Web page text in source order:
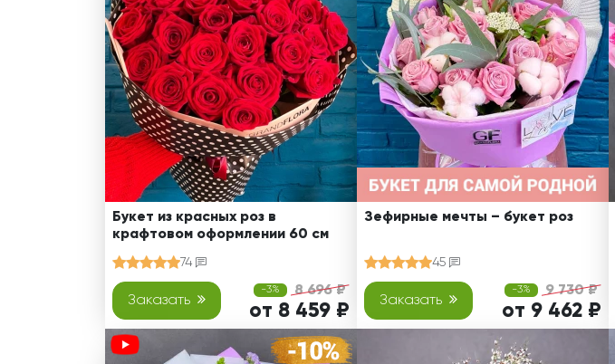
Розы поштучно
5 роз
7 роз
11 роз
15 роз
25 роз
51 роза
101 роза
Розы Гран-При
Корзины с розами
Кустовые розы
Миксы из роз
Монобукеты
Разноцветные
Эксклюзивные букеты
Смешанные
Хризантемы
Эустома
Свадьба
Свидание
Спасибо!
Юбилей
Подруге
Сестре
Брату
Врачу
Коллеге
Бабушке
Дедушке
Букет из красных роз в
крафтовом оформлении 60 см
74
Заказать
-3% 8 696 ₽
от 8 459 ₽
Зефирные мечты – букет роз
45
Заказать
-3% 9 730 ₽
от 9 462 ₽